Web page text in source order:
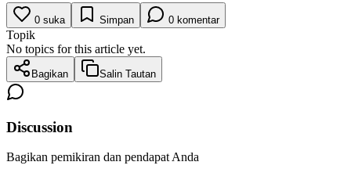
0 suka Simpan 0 komentar
Topik
No topics for this article yet.
Bagikan Salin Tautan
Discussion
Bagikan pemikiran dan pendapat Anda